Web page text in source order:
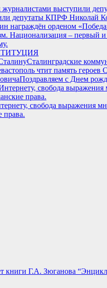
депутаты КПРФ Николай
Сталинградские
чтит память героев
Поздравляем с Днем
свобода выражения
права.
Г.А. Зюганова